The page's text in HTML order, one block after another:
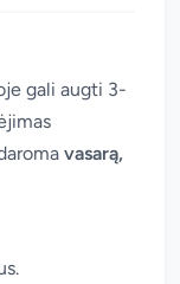
gali augti 3-
vasarą,